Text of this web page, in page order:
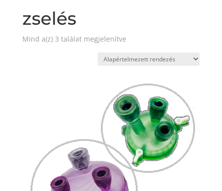
zselés
Mind a(z) 3 találat megjelenítve